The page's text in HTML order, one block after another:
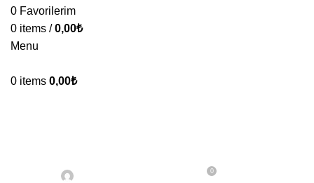
0 Favorilerim
0 items / 0,00₺
Menu
0 items 0,00₺
0